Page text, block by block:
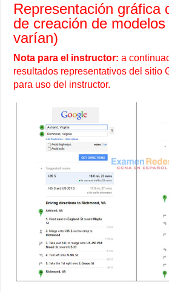
Representación gráfica
de creación de
varían)
Nota para el instructor: a
resultados representativos del sitio
para uso del instructor.